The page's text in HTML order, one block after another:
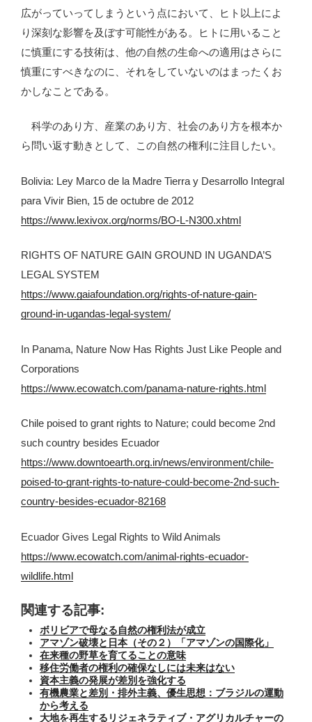
広がっていってしまうという点において、ヒト以上によ
り深刻な影響を及ぼす可能性がある。ヒトに用いること
に慎重にする技術は、他の自然の生命への適用はさらに
慎重にすべきなのに、それをしていないのはまったくお
かしなことである。
科学のあり方、産業のあり方、社会のあり方を根本か
ら問い返す動きとして、この自然の権利に注目したい。
Bolivia: Ley Marco de la Madre Tierra y Desarrollo Integral
para Vivir Bien, 15 de octubre de 2012
https://www.lexivox.org/norms/BO-L-N300.xhtml
RIGHTS OF NATURE GAIN GROUND IN UGANDA’S
LEGAL SYSTEM
https://www.gaiafoundation.org/rights-of-nature-gain-
ground-in-ugandas-legal-system/
In Panama, Nature Now Has Rights Just Like People and
Corporations
https://www.ecowatch.com/panama-nature-rights.html
Chile poised to grant rights to Nature; could become 2nd
such country besides Ecuador
https://www.downtoearth.org.in/news/environment/chile-
poised-to-grant-rights-to-nature-could-become-2nd-such-
country-besides-ecuador-82168
Ecuador Gives Legal Rights to Wild Animals
https://www.ecowatch.com/animal-rights-ecuador-
wildlife.html
関連する記事:
ボリビアで母なる自然の権利法が成立
アマゾン破壊と日本（その２）「アマゾンの国際化」
在来種の野草を育てることの意味
移住労働者の権利の確保なしには未来はない
資本主義の発展が差別を強化する
有機農業と差別・排外主義、優生思想：ブラジルの運動
から考える
大地を再生するリジェネラティブ・アグリカルチャーの